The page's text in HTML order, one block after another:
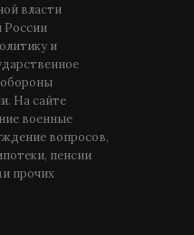
власти
России
и
обороны
На сайте
военные
вопросов,
пенсии
прочих